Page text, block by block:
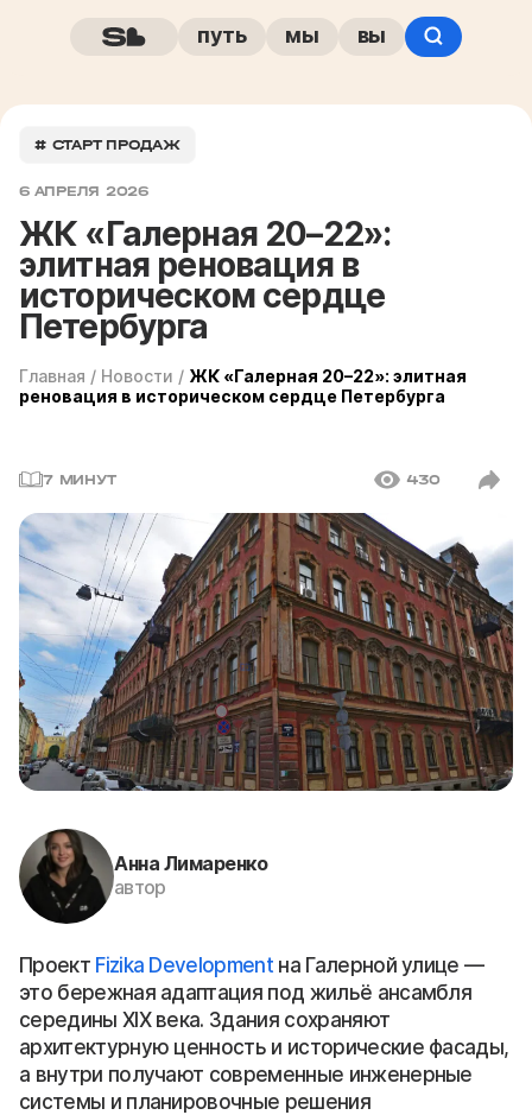
путь мы вы
# СТАРТ ПРОДАЖ
6 АПРЕЛЯ 2026
ЖК «Галерная 20–22»:
элитная реновация в
историческом сердце
Петербурга
Главная / Новости / ЖК «Галерная 20–22»: элитная
реновация в историческом сердце Петербурга
7 МИНУТ 430
Анна Лимаренко
автор
Проект Fizika Development на Галерной улице —
это бережная адаптация под жильё ансамбля
середины XIX века. Здания сохраняют
архитектурную ценность и исторические фасады,
а внутри получают современные инженерные
системы и планировочные решения